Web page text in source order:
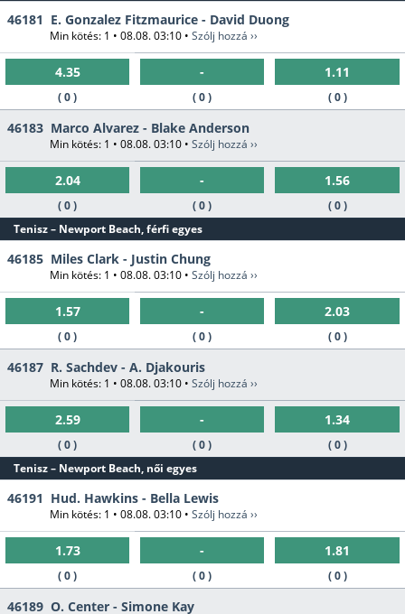
46181 E. Gonzalez Fitzmaurice - David Duong
Min kötés: 1 • 08.08. 03:10 • Szólj hozzá ››
4.35
( 0 )
-
( 0 )
1.11
( 0 )
46183 Marco Alvarez - Blake Anderson
Min kötés: 1 • 08.08. 03:10 • Szólj hozzá ››
2.04
( 0 )
-
( 0 )
1.56
( 0 )
Tenisz – Newport Beach, férfi egyes
46185 Miles Clark - Justin Chung
Min kötés: 1 • 08.08. 03:10 • Szólj hozzá ››
1.57
( 0 )
-
( 0 )
2.03
( 0 )
46187 R. Sachdev - A. Djakouris
Min kötés: 1 • 08.08. 03:10 • Szólj hozzá ››
2.59
( 0 )
-
( 0 )
1.34
( 0 )
Tenisz – Newport Beach, női egyes
46191 Hud. Hawkins - Bella Lewis
Min kötés: 1 • 08.08. 03:10 • Szólj hozzá ››
1.73
( 0 )
-
( 0 )
1.81
( 0 )
46189 O. Center - Simone Kay